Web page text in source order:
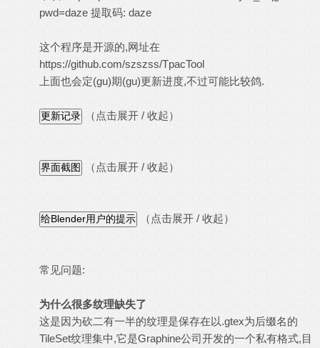
pwd=daze 提取码: daze
这个程序是开源的,网址在
https://github.com/szszss/TpacTool
上面也会定(gu)期(gu)更新进度,不过可能比较鸽.
（点击展开 / 收起）
（点击展开 / 收起）
（点击展开 / 收起）
常见问题:
为什么很多纹理缺失了
这是因为砍二有一半的纹理是保存在以.gtex为后缀名的
TileSet纹理集中,它是Graphine公司开发的一个私有格式,目